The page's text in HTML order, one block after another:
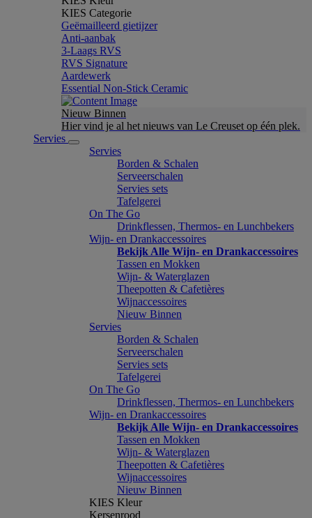
KIES Categorie
Geëmailleerd gietijzer
Anti-aanbak
3-Laags RVS
RVS Signature
Aardewerk
Essential Non-Stick Ceramic
Nieuw Binnen
Hier vind je al het nieuws van Le Creuset op één plek.
Servies
Servies
Borden & Schalen
Serveerschalen
Servies sets
Tafelgerei
On The Go
Drinkflessen, Thermos- en Lunchbekers
Wijn- en Drankaccessoires
Bekijk Alle Wijn- en Drankaccessoires
Tassen en Mokken
Wijn- & Waterglazen
Theepotten & Cafetières
Wijnaccessoires
Nieuw Binnen
Servies
Borden & Schalen
Serveerschalen
Servies sets
Tafelgerei
On The Go
Drinkflessen, Thermos- en Lunchbekers
Wijn- en Drankaccessoires
Bekijk Alle Wijn- en Drankaccessoires
Tassen en Mokken
Wijn- & Waterglazen
Theepotten & Cafetières
Wijnaccessoires
Nieuw Binnen
KIES Kleur
Kersenrood